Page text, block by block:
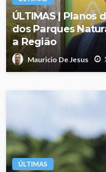
ÚLTIMAS | Planos
dos Parques
a Região
Mauricio De Jesus
ÚLTIMAS